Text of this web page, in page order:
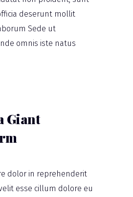
deserunt mollit
Sede ut
omnis iste natus
Giant
dolor in reprehenderit
esse cillum dolore eu